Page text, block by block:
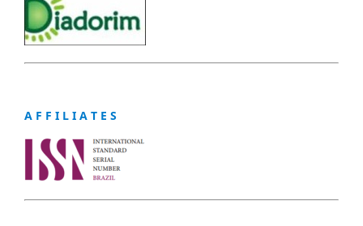
A F F I L I A T E S